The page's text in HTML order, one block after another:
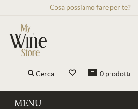
Cosa possiamo fare per te?
0 prodotti
Cerca
MENU